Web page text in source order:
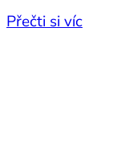
Přečti si víc